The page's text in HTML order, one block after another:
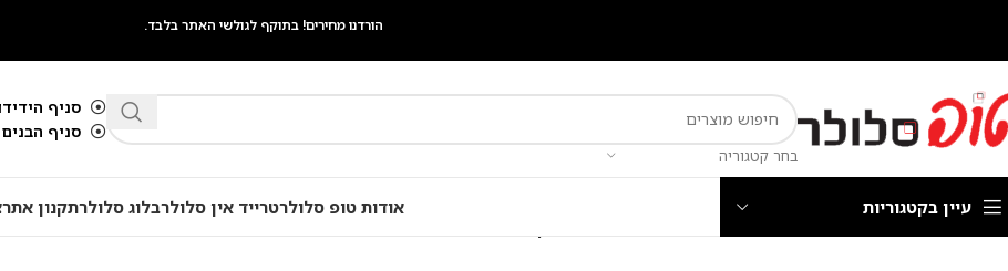
הורדנו מחירים! בתוקף לגולשי האתר בלבד.
בחר קטגוריה
סניף
סניף הבנים 15
עיין בקטגוריות אודות טופ סלולרטרייד אין סלולרבלוג סלולרתקנון אתר